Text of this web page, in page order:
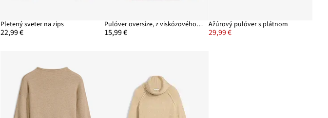
Pletený sveter na zips
22,99 €
Pulóver oversize, z viskózového mixu
15,99 €
Ažúrový pulóver s plátnom
29,99 €